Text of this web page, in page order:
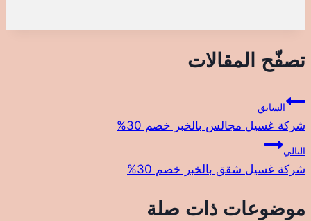
تصفّح المقالات
السابق
شركة غسيل مجالس بالخبر خصم 30%
التالي
شركة غسيل شقق بالخبر خصم 30%
موضوعات ذات صلة